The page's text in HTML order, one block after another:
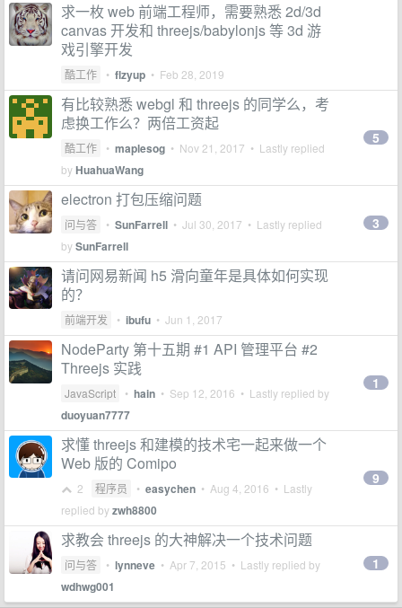
求一枚 web 前端工程师，需要熟悉 2d/3d
canvas 开发和 threejs/babylonjs 等 3d 游
戏引擎开发
酷工作 • flzyup • Feb 28, 2019
有比较熟悉 webgl 和 threejs 的同学么，考
虑换工作么？两倍工资起
酷工作 • maplesog • Nov 21, 2017 • Lastly replied
byHuahuaWang
5
electron 打包压缩问题
问与答 • SunFarrell • Jul 30, 2017 • Lastly replied
bySunFarrell
3
请问网易新闻 h5 滑向童年是具体如何实现
的？
前端开发 • ibufu • Jun 1, 2017
NodeParty 第十五期 #1 API 管理平台 #2
Threejs 实践
JavaScript • hain • Sep 12, 2016 • Lastly replied by
duoyuan7777
1
求懂 threejs 和建模的技术宅一起来做一个
Web 版的 Comipo
2 程序员 • easychen • Aug 4, 2016 • Lastly
replied byzwh8800
9
求教会 threejs 的大神解决一个技术问题
问与答 • lynneve • Apr 7, 2015 • Lastly replied by
wdhwg001
1